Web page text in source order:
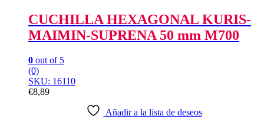
CUCHILLA HEXAGONAL KURIS-
MAIMIN-SUPRENA 50 mm M700
0 out of 5
(0)
SKU: 16110
€8,89
Añadir a la lista de deseos